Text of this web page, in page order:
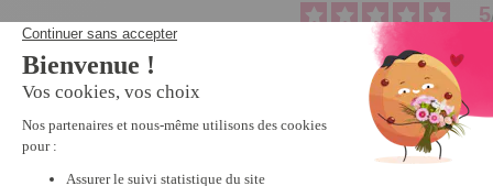
5
Avis vérifié
13/11/2024 , suite à
une expérience du
23/10/2024
parC.H.
Signaler